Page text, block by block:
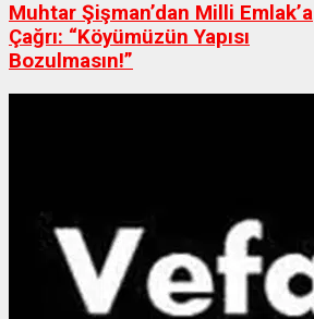
Muhtar Şişman’dan Milli Emlak’a
Çağrı: “Köyümüzün Yapısı
Bozulmasın!”